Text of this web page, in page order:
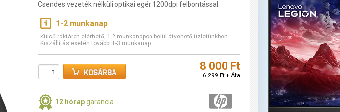
Csendes vezeték nélküli optikai egér 1200dpi felbontással.
1-2 munkanap
Külső raktáron elérhető, 1-2 munkanapon belül átvehető üzletünkben.
Kiszállítás esetén további 1-3 munkanap.
8 000 Ft
6 299 Ft + Áfa
12 hónapgarancia